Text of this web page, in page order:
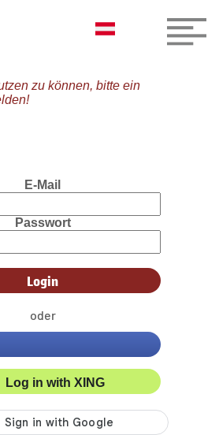
zu können, bitte ein
E-Mail
Passwort
oder
Log in with XING